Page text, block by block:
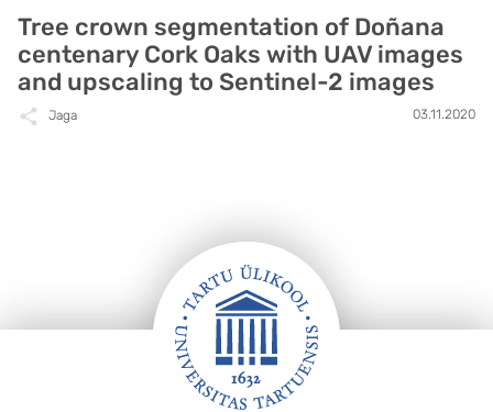
Tree crown segmentation of Doñana
centenary Cork Oaks with UAV images
and upscaling to Sentinel-2 images
Jaga 03.11.2020